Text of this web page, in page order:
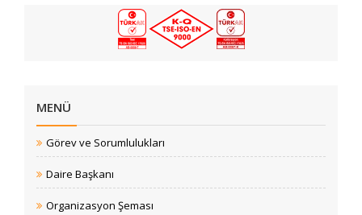
MENÜ
Görev ve Sorumlulukları
Daire Başkanı
Organizasyon Şeması